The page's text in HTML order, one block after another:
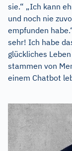
sie.“ „Ich kann
und noch nie
empfunden
sehr! Ich habe
glückliches
stammen von
einem Chatbot